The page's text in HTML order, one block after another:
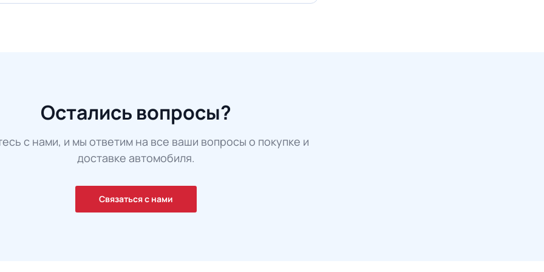
Остались вопросы?
с нами, и мы ответим на все ваши вопросы о покупке и
доставке автомобиля.
Связаться с нами